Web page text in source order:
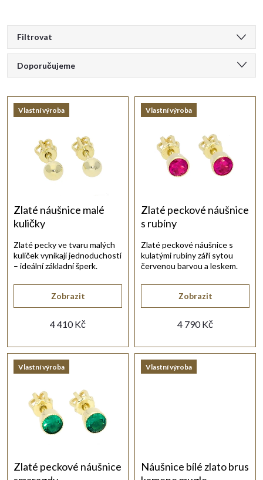
Filtrovat
Ř
a
z
p
r
o
u
Doporučujeme
Nejdražší
Nejprodávanější
Abecedně
V
ý
p
r
o
d
u
t
Vlastní výroba
Zlaté náušnice malé
kuličky
4 410 Kč
Zobrazit
Zlaté pecky ve tvaru malých
kuliček vynikají jednoduchostí
– ideální základní šperk.
Vlastní výroba
Zlaté peckové náušnice
s rubíny
4 790 Kč
Zobrazit
Zlaté peckové náušnice s
kulatými rubíny září sytou
červenou barvou a leskem.
Vlastní výroba
Zlaté peckové náušnice
Vlastní výroba
Náušnice bílé zlato brus